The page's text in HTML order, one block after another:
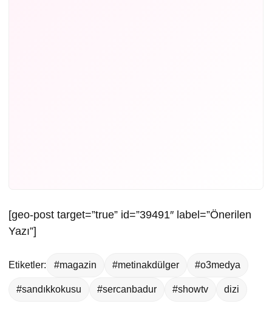
[geo-post target=”true” id=”39491″ label=”Önerilen
Yazı”]
Etiketler: #magazin #metinakdülger #o3medya
#sandıkkokusu #sercanbadur #showtv dizi